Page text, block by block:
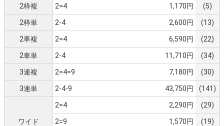
2枠複 2=4 1,170円 (5)
2枠単 2-4 2,600円 (13)
2車複 2=4 6,590円 (22)
2車単 2-4 11,710円 (34)
3連複 2=4=9 7,180円 (30)
3連単 2-4-9 43,750円 (141)
ワイド
2=4 2,290円 (29)
2=9 1,570円 (19)